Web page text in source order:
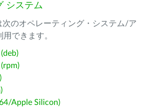
システム
次のオペレーティング・システム/ア
できます。
Apple Silicon)